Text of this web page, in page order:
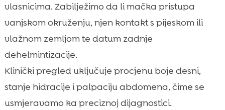
vlasnicima. Zabilježimo da li mačka pristupa
vanjskom okruženju, njen kontakt s pijeskom ili
vlažnom zemljom te datum zadnje
dehelmintizacije.
Klinički pregled uključuje procjenu boje desni,
stanje hidracije i palpaciju abdomena, čime se
usmjeravamo ka preciznoj dijagnostici.